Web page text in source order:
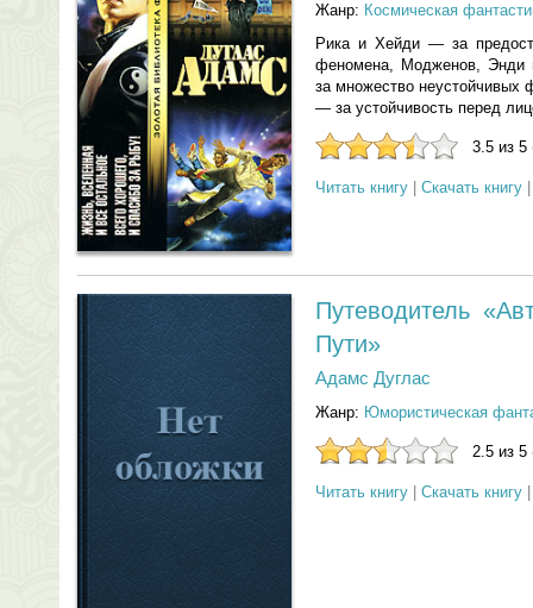
Жанр: Космическая
Рика и Хейди — за
феномена, Модженов, Энди
за множество неустойчивых
— за устойчивость перед
3.5 из 5
Читать книгу Скачать книгу
Путеводитель
Пути»
Адамс Дуглас
Жанр: Юмористическая
2.5 из 5
Читать книгу Скачать книгу